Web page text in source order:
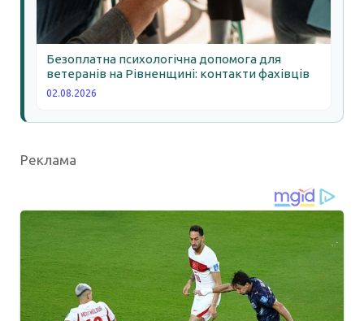
Безоплатна психологічна допомога для
ветеранів на Рівненщині: контакти фахівців
02.08.2026
Реклама